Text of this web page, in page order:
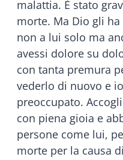
malattia. È stato
morte. Ma Dio gli
non a lui solo ma
avessi dolore su
con tanta premura
vederlo di nuovo e
preoccupato.
con piena gioia e
persone come lui,
morte per la causa